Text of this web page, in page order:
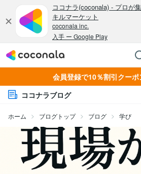
会員登録で10％割引クーポ
ココナラブログ
ホーム ブログトップ ブログ 学び